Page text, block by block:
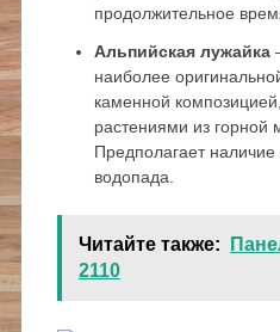
продолжительное
Альпийская лужайка
наиболее
каменной
растениями из горной
Предполагает
водопада.
Читайте также:
2110